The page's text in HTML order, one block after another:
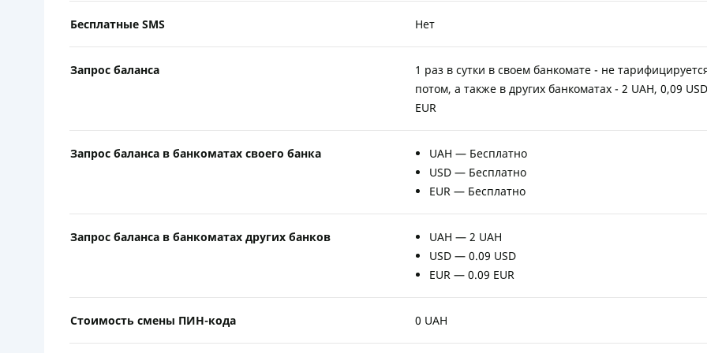
Бесплатные SMS Нет
Запрос баланса
1 раз в сутки в своем банкомате - не
потом, а также в других банкоматах - 2 UAH, 0,09
EUR
Запрос баланса в банкоматах своего банка
UAH — Бесплатно
USD — Бесплатно
EUR — Бесплатно
Запрос баланса в банкоматах других банков
UAH — 2 UAH
USD — 0.09 USD
EUR — 0.09 EUR
Стоимость смены ПИН-кода 0 UAH